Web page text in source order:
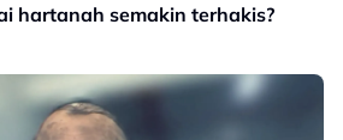
hartanah semakin terhakis?